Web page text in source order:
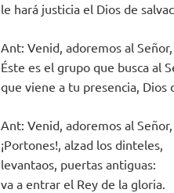
le hará justicia el Dios de
Ant: Venid, adoremos al
Éste es el grupo que busca al
que viene a tu presencia, Dios
Ant: Venid, adoremos al
¡Portones!, alzad los dinteles,
levantaos, puertas antiguas:
va a entrar el Rey de la gloria.